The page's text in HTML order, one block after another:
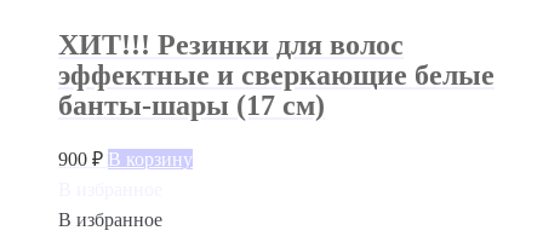
ХИТ!!! Резинки для волос
эффектные и сверкающие белые
банты-шары (17 см)
900 ₽ В корзину
В избранное